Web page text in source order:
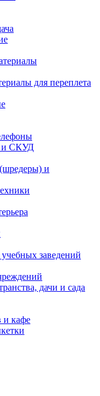
для переплета
и СКУД
и
заведений
дачи и сада
и кафе